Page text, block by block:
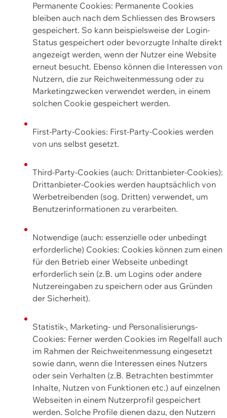
Permanente Cookies: Permanente Cookies
bleiben auch nach dem Schliessen des Browsers
gespeichert. So kann beispielsweise der Login-
Status gespeichert oder bevorzugte Inhalte direkt
angezeigt werden, wenn der Nutzer eine Website
erneut besucht. Ebenso können die Interessen von
Nutzern, die zur Reichweitenmessung oder zu
Marketingzwecken verwendet werden, in einem
solchen Cookie gespeichert werden.
First-Party-Cookies: First-Party-Cookies werden
von uns selbst gesetzt.
Third-Party-Cookies (auch: Drittanbieter-Cookies):
Drittanbieter-Cookies werden hauptsächlich von
Werbetreibenden (sog. Dritten) verwendet, um
Benutzerinformationen zu verarbeiten.
Notwendige (auch: essenzielle oder unbedingt
erforderliche) Cookies: Cookies können zum einen
für den Betrieb einer Webseite unbedingt
erforderlich sein (z.B. um Logins oder andere
Nutzereingaben zu speichern oder aus Gründen
der Sicherheit).
Statistik-, Marketing- und Personalisierungs-
Cookies: Ferner werden Cookies im Regelfall auch
im Rahmen der Reichweitenmessung eingesetzt
sowie dann, wenn die Interessen eines Nutzers
oder sein Verhalten (z.B. Betrachten bestimmter
Inhalte, Nutzen von Funktionen etc.) auf einzelnen
Webseiten in einem Nutzerprofil gespeichert
werden. Solche Profile dienen dazu, den Nutzern